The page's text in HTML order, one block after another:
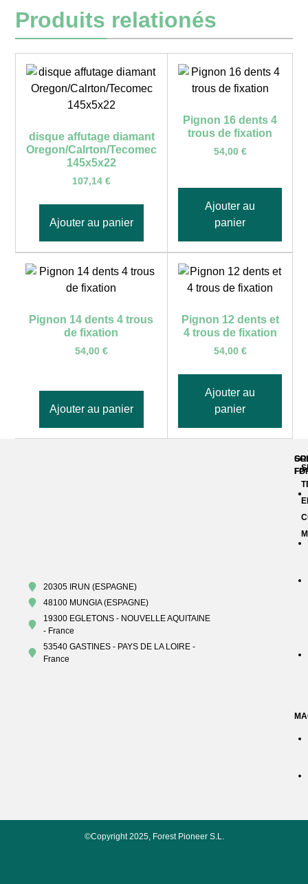
Produits relationés
disque affutage diamant
Oregon/Calrton/Tecomec
145x5x22
107,14€
Ajouter au panier
Pignon 16 dents 4
trous de fixation
54,00 €
Ajouter au
panier
Pignon 14 dents 4 trous
de fixation
54,00 €
Ajouter au panier
Pignon 12 dents et
4 trous de fixation
54,00 €
Ajouter au
panier
20305 IRUN (ESPAGNE)
48100 MUNGIA (ESPAGNE)
19300 EGLETONS - NOUVELLE AQUITAINE
- France
53540 GASTINES - PAYS DE LA LOIRE -
France
FP
©Copyright 2025, Forest Pioneer S.L.